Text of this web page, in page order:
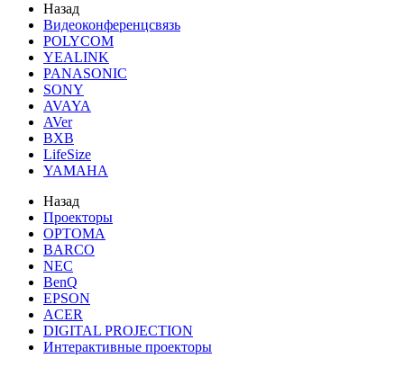
Назад
Видеоконференцсвязь
POLYCOM
YEALINK
PANASONIC
SONY
AVAYA
AVer
BXB
LifeSize
YAMAHA
Назад
Проекторы
OPTOMA
BARCO
NEC
BenQ
EPSON
ACER
DIGITAL PROJECTION
Интерактивные проекторы